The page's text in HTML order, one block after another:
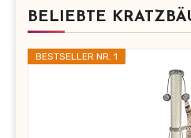
BELIEBTE
BESTSELLER NR. 1